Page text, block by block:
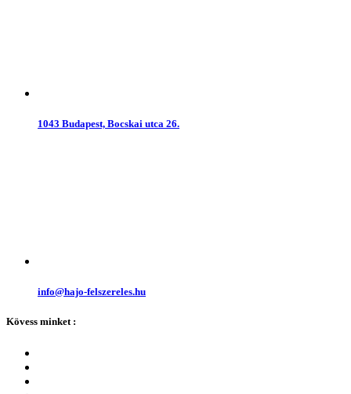
1043 Budapest, Bocskai utca 26.
info@hajo-felszereles.hu
Kövess minket :